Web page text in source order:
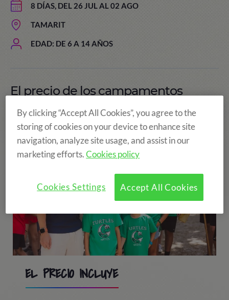
8 DÍAS, DEL 26 JUL AL 02 AGO
TAMARIT
EDAD: DE 6 A 14 AÑOS
El precio de los campamentos
EL PRECIO INCLUYE
By clicking “Accept All Cookies”, you agree to the
storing of cookies on your device to enhance site
navigation, analyze site usage, and assist in our
marketing efforts.Cookies policy
Accept All Cookies
Cookies Settings